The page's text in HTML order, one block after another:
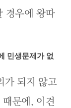
경우에 왕따
민생문제가 없
가 되지 않고
문에, 이견